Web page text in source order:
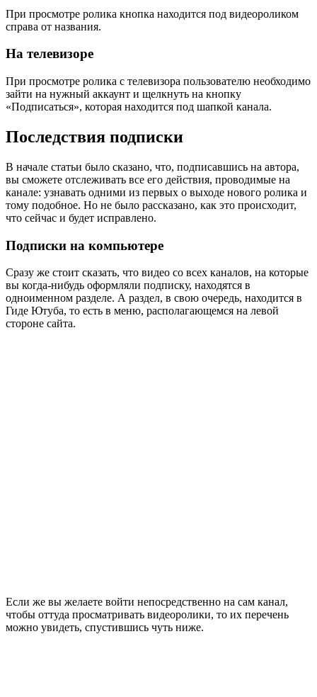
При просмотре ролика кнопка находится под видеороликом
справа от названия.
На телевизоре
При просмотре ролика с телевизора пользователю необходимо
зайти на нужный аккаунт и щелкнуть на кнопку
«Подписаться», которая находится под шапкой канала.
Последствия подписки
В начале статьи было сказано, что, подписавшись на автора,
вы сможете отслеживать все его действия, проводимые на
канале: узнавать одними из первых о выходе нового ролика и
тому подобное. Но не было рассказано, как это происходит,
что сейчас и будет исправлено.
Подписки на компьютере
Сразу же стоит сказать, что видео со всех каналов, на которые
вы когда-нибудь оформляли подписку, находятся в
одноименном разделе. А раздел, в свою очередь, находится в
Гиде Ютуба, то есть в меню, располагающемся на левой
стороне сайта.
Если же вы желаете войти непосредственно на сам канал,
чтобы оттуда просматривать видеоролики, то их перечень
можно увидеть, спустившись чуть ниже.